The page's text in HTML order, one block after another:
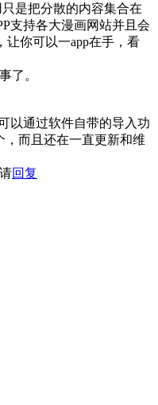
是把分散的内容集合在
支持各大漫画网站并且会
让你可以一app在手，看
了。
以通过软件自带的导入功
，而且还在一直更新和维
回复